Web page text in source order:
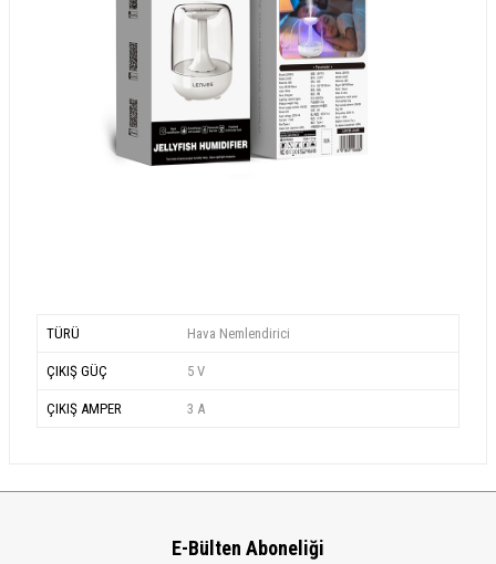
TÜRÜ Hava Nemlendirici
ÇIKIŞ GÜÇ 5 V
ÇIKIŞ AMPER 3 A
E-Bülten Aboneliği